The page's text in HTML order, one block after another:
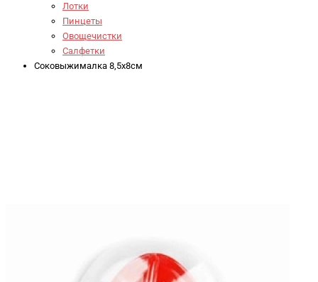
Лотки
Пинцеты
Овощечистки
Салфетки
Соковыжималка 8,5x8см